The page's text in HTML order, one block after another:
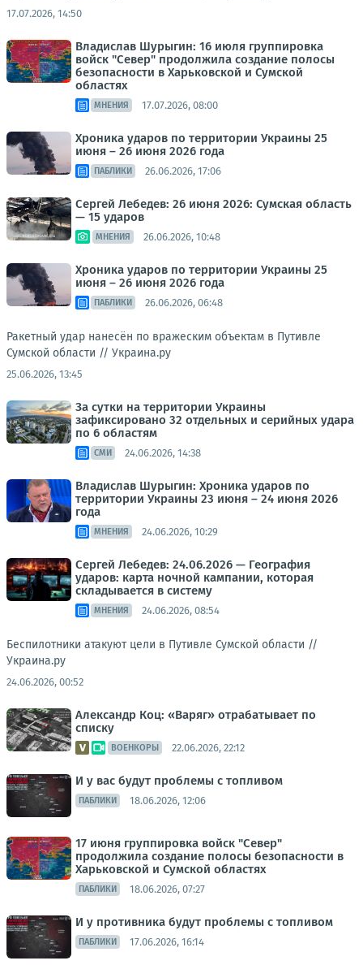
17.07.2026, 14:50
Владислав Шурыгин: 16 июля группировка
войск "Север" продолжила создание полосы
безопасности в Харьковской и Сумской
областях
МНЕНИЯ 17.07.2026, 08:00
Хроника ударов по территории Украины 25
июня – 26 июня 2026 года
ПАБЛИКИ 26.06.2026, 17:06
Сергей Лебедев: 26 июня 2026: Сумская область
— 15 ударов
МНЕНИЯ 26.06.2026, 10:48
Хроника ударов по территории Украины 25
июня – 26 июня 2026 года
ПАБЛИКИ 26.06.2026, 06:48
Ракетный удар нанесён по вражеским объектам в Путивле
Сумской области // Украина.ру
25.06.2026, 13:45
За сутки на территории Украины
зафиксировано 32 отдельных и серийных удара
по 6 областям
СМИ 24.06.2026, 14:38
Владислав Шурыгин: Хроника ударов по
территории Украины 23 июня – 24 июня 2026
года
МНЕНИЯ 24.06.2026, 10:29
Сергей Лебедев: 24.06.2026 — География
ударов: карта ночной кампании, которая
складывается в систему
МНЕНИЯ 24.06.2026, 08:54
Беспилотники атакуют цели в Путивле Сумской области //
Украина.ру
24.06.2026, 00:52
Александр Коц: «Варяг» отрабатывает по
списку
ВОЕНКОРЫ 22.06.2026, 22:12
И у вас будут проблемы с топливом
ПАБЛИКИ 18.06.2026, 12:06
17 июня группировка войск "Север"
продолжила создание полосы безопасности в
Харьковской и Сумской областях
ПАБЛИКИ 18.06.2026, 07:27
И у противника будут проблемы с топливом
ПАБЛИКИ 17.06.2026, 16:14